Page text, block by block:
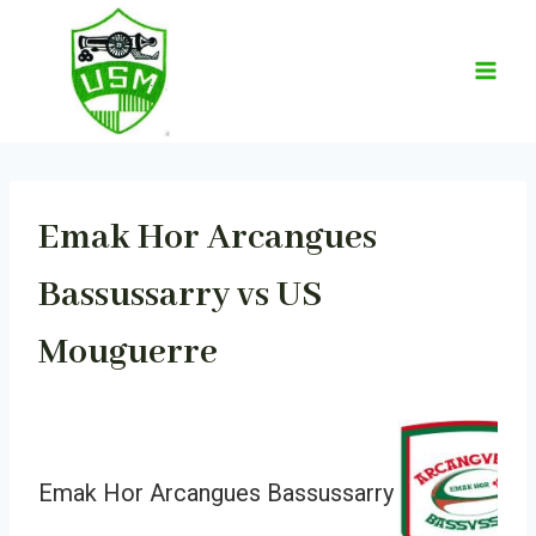
Emak Hor Arcangues
Bassussarry vs US
Mouguerre
Emak Hor Arcangues Bassussarry